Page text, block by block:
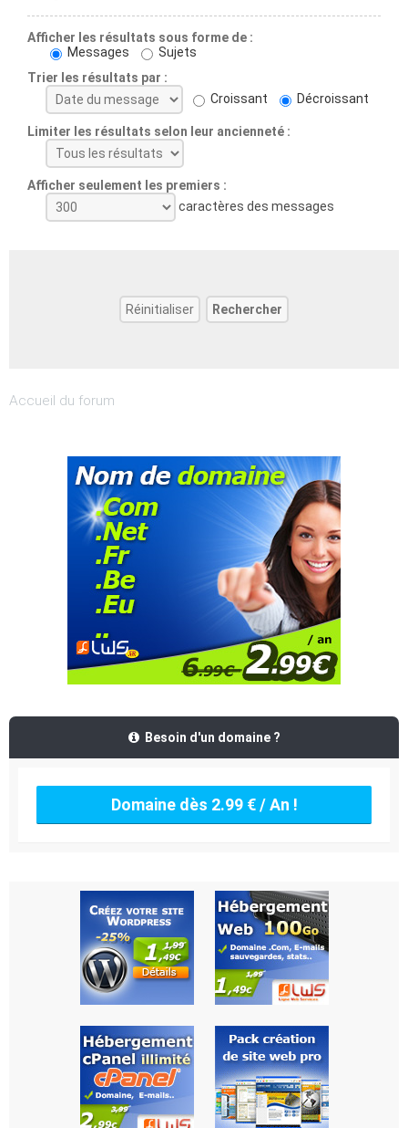
Afficher les résultats sous forme de :
Messages
Sujets
Trier les résultats par :
Croissant
Décroissant
Limiter les résultats selon leur ancienneté :
Afficher seulement les premiers :
caractères des messages
Accueil du forum
Besoin d'un domaine ?
Domaine dès 2.99 € / An !